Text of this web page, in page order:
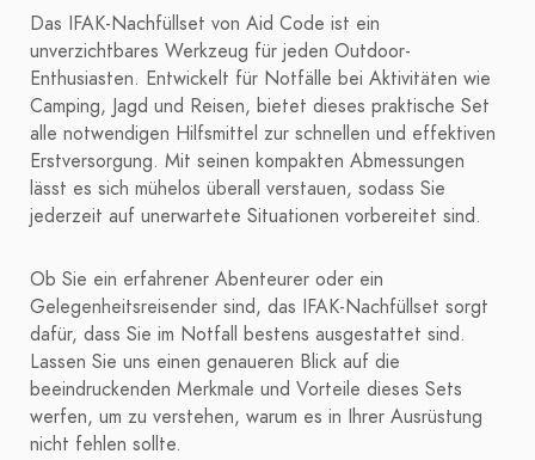
Das IFAK-Nachfüllset von Aid Code ist ein
unverzichtbares Werkzeug für jeden Outdoor-
Enthusiasten. Entwickelt für Notfälle bei Aktivitäten wie
Camping, Jagd und Reisen, bietet dieses praktische Set
alle notwendigen Hilfsmittel zur schnellen und effektiven
Erstversorgung. Mit seinen kompakten Abmessungen
lässt es sich mühelos überall verstauen, sodass Sie
jederzeit auf unerwartete Situationen vorbereitet sind.
Ob Sie ein erfahrener Abenteurer oder ein
Gelegenheitsreisender sind, das IFAK-Nachfüllset sorgt
dafür, dass Sie im Notfall bestens ausgestattet sind.
Lassen Sie uns einen genaueren Blick auf die
beeindruckenden Merkmale und Vorteile dieses Sets
werfen, um zu verstehen, warum es in Ihrer Ausrüstung
nicht fehlen sollte.